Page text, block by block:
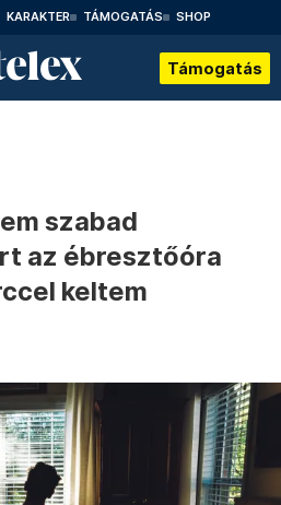
KARAKTER TÁMOGATÁS SHOP
Támogatás
szabad
az ébresztőóra
keltem